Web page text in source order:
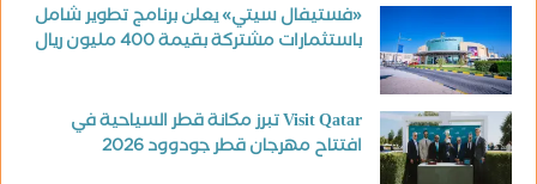
«فستيفال سيتي» يعلن برنامج تطوير شامل
باستثمارات مشتركة بقيمة 400 مليون ريال
Visit Qatar تبرز مكانة قطر السياحية في
افتتاح مهرجان قطر جودوود 2026